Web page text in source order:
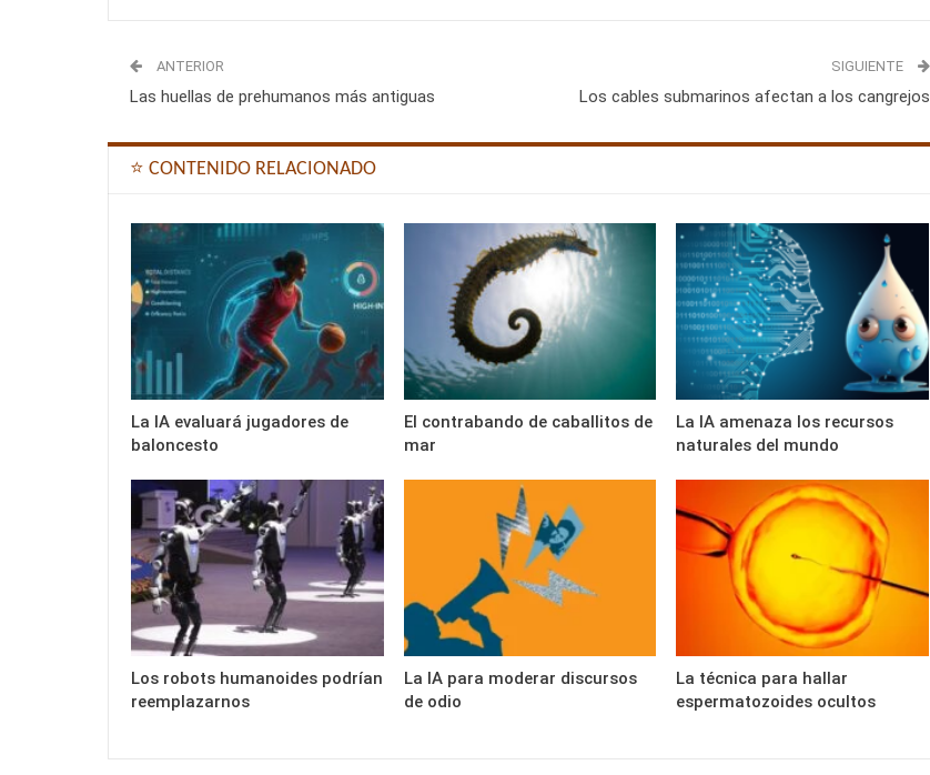
ANTERIOR
Las huellas de prehumanos más antiguas
SIGUIENTE
Los cables submarinos afectan a los cangrejos
⭐ CONTENIDO RELACIONADO
La IA evaluará jugadores de
baloncesto
El contrabando de caballitos de
mar
La IA amenaza los recursos
naturales del mundo
Los robots humanoides podrían
reemplazarnos
La IA para moderar discursos
de odio
La técnica para hallar
espermatozoides ocultos